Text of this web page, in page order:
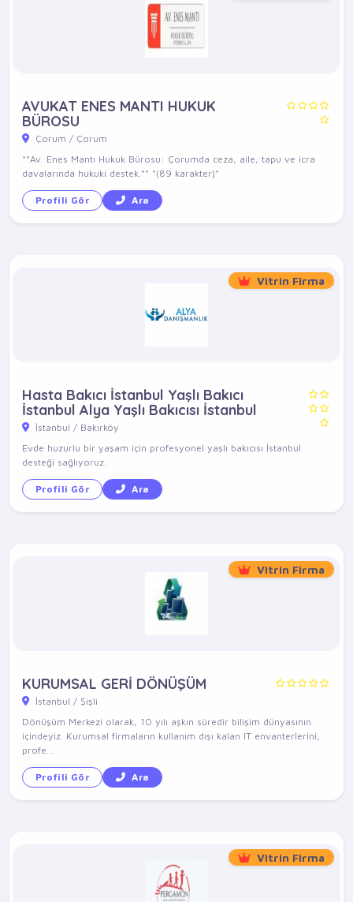
AVUKAT ENES MANTI HUKUK
BÜROSU
Çorum / Çorum
**Av. Enes Mantı Hukuk Bürosu: Çorumda ceza, aile, tapu ve icra
davalarında hukuki destek.** *(89 karakter)*
Profili Gör Ara
Vitrin Firma
Hasta Bakıcı İstanbul Yaşlı Bakıcı
İstanbul Alya Yaşlı Bakıcısı İstanbul
İstanbul / Bakırköy
Evde huzurlu bir yaşam için profesyonel yaşlı bakıcısı İstanbul
desteği sağlıyoruz.
Profili Gör Ara
Vitrin Firma
KURUMSAL GERİ DÖNÜŞÜM
İstanbul / Şişli
Dönüşüm Merkezi olarak, 10 yılı aşkın süredir bilişim dünyasının
içindeyiz. Kurumsal firmaların kullanım dışı kalan IT envanterlerini,
profe...
Profili Gör Ara
Vitrin Firma